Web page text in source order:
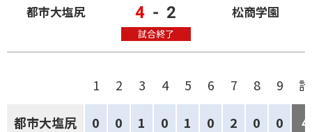
都市大塩尻 4 - 2
試合終了
松商学園
1 2 3 4 5 6 7 8 9 計
都市大塩尻 0 0 1 0 1 0 2 0 0 4